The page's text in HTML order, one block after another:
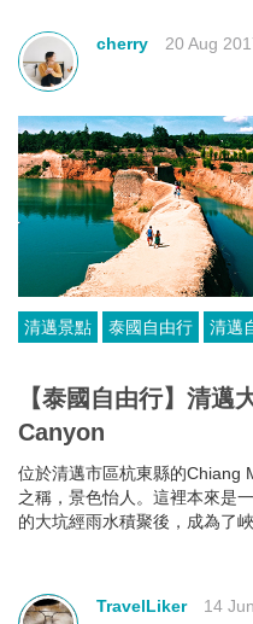
cherry
20 Aug
清邁景點 泰國自由行 清邁
【泰國自由行】清
Canyon
位於清邁市區杭東縣的Chiang
之稱，景色怡人。這裡本來是
的大坑經雨水積聚後，成為了
TravelLiker 14